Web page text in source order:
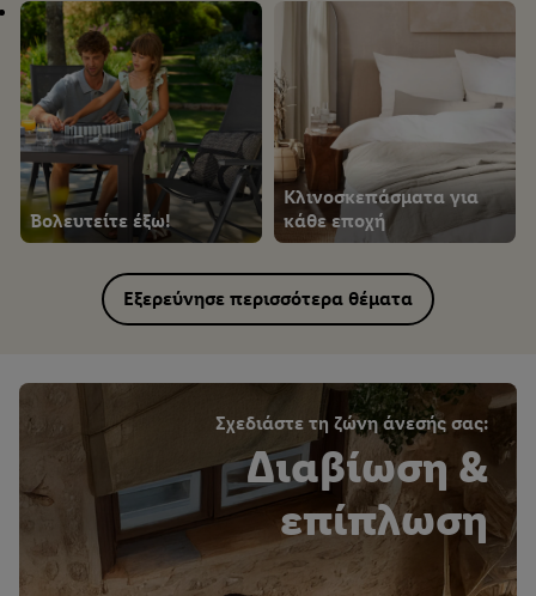
Βολευτείτε έξω!
Κλινοσκεπάσματα για
κάθε εποχή
Εξερεύνησε περισσότερα θέματα
Σχεδιάστε τη ζώνη άνεσής σας:
Διαβίωση &
επίπλωση